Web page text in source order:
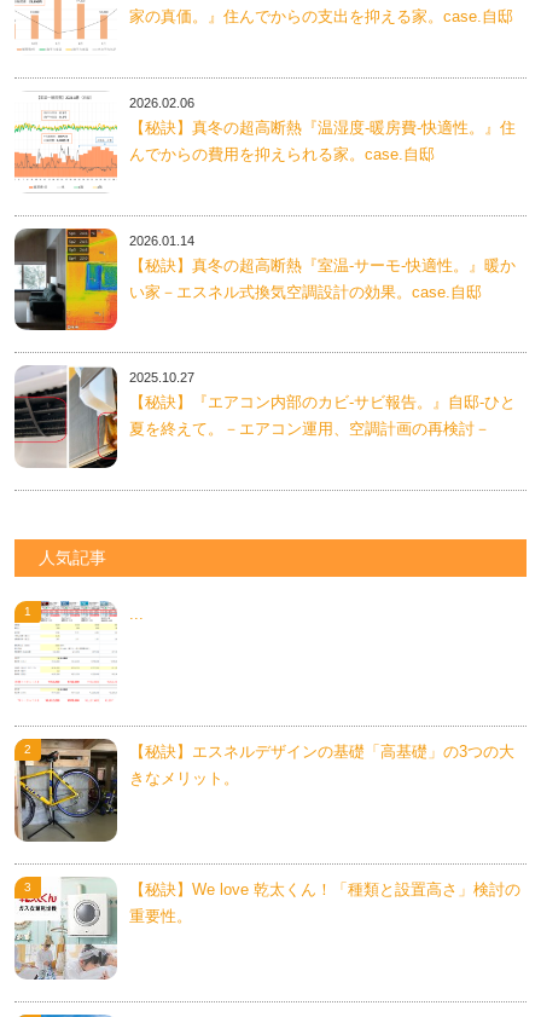
家の真価。』住んでからの支出を抑える家。case.自邸
2026.02.06
【秘訣】真冬の超高断熱『温湿度-暖房費-快適性。』住
んでからの費用を抑えられる家。case.自邸
2026.01.14
【秘訣】真冬の超高断熱『室温-サーモ-快適性。』暖か
い家－エスネル式換気空調設計の効果。case.自邸
2025.10.27
【秘訣】『エアコン内部のカビ-サビ報告。』自邸-ひと
夏を終えて。－エアコン運用、空調計画の再検討－
人気記事
...
【秘訣】エスネルデザインの基礎「高基礎」の3つの大
きなメリット。
【秘訣】We love 乾太くん！「種類と設置高さ」検討の
重要性。